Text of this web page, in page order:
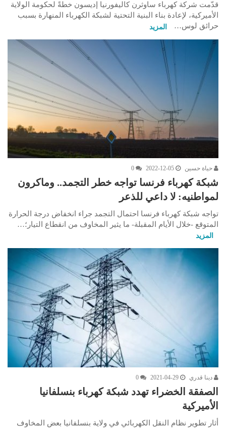
قدّمت شركة كهرباء ساوثرن كاليفورنيا إديسون خطةً لحكومة الولاية
الأميركية، لإعادة بناء البنية التحتية لشبكة الكهرباء المنهارة بسبب
حرائق لوس…
المزيد
حياة حسين 2022-12-05
0
شبكة كهرباء فرنسا تواجه خطر التجمد.. وماكرون
لمواطنيه: لا داعي للذعر
تواجه شبكة كهرباء فرنسا احتمال التجمد جراء انخفاض درجة الحرارة
المتوقع -خلال الأيام المقبلة- ما يثير المخاوف من انقطاع التيار؛…
المزيد
دينا قدري 2021-04-29
0
الصفقة الخضراء تهدد شبكة كهرباء بنسلفانيا
الأميركية
أثار تطوير نظام النقل الكهربائي في ولاية بنسلفانيا بعض المخاوف